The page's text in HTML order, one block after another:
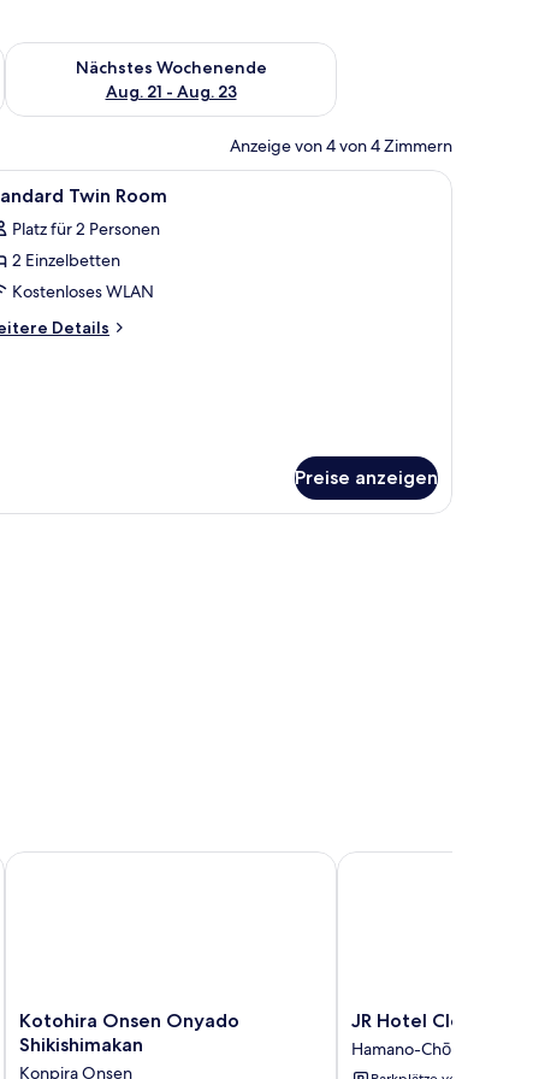
Aug. 14 - Aug. 16.
Nächstes Wochenende
Aug. 21 - Aug. 23
Überprüfe die Verfügbarkeit für nächstes Wochenende, Aug.
Anzeige von 4 von 4 Zimmern
Bügeleisen/Bügelbrett Daunenbettdecken, Minibar, Zimmersafe,
1 Twin Room
Platz für 2 Personen
2 Einzelbetten
Kostenloses WLAN
Details
Preise anzeigen
Kotohira
Onsen
Kotohira Onsen Onyado
Shikishimakan
Konpira Onsen
Kotohira Onsen Onyado Shikishimakan
JR
Hotel
Clement
JR Hotel Clement
Hamano-Chō
JR Hotel Clement